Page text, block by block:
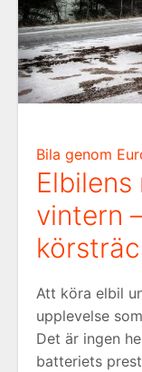
Bila genom
vintern
Att köra elbil
upplevelse
Det är ingen
batteriets